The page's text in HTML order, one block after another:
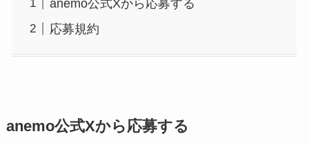
anemo公式Xから応募する
応募規約
anemo公式Xから応募する